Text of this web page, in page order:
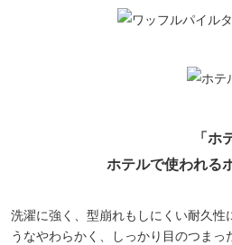
「ホ
ホテルで使われる
洗濯に強く、型崩れもしにくい耐久性
うなやわらかく、しっかり目のつまっ